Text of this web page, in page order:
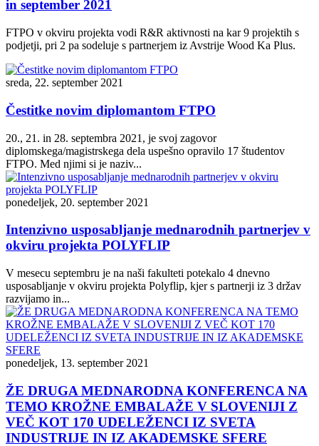
in september 2021
FTPO v okviru projekta vodi R&R aktivnosti na kar 9 projektih s
podjetji, pri 2 pa sodeluje s partnerjem iz Avstrije Wood Ka Plus.
sreda, 22. september 2021
Čestitke novim diplomantom FTPO
20., 21. in 28. septembra 2021, je svoj zagovor
diplomskega/magistrskega dela uspešno opravilo 17 študentov
FTPO. Med njimi si je naziv...
ponedeljek, 20. september 2021
Intenzivno usposabljanje mednarodnih partnerjev v
okviru projekta POLYFLIP
V mesecu septembru je na naši fakulteti potekalo 4 dnevno
usposabljanje v okviru projekta Polyflip, kjer s partnerji iz 3 držav
razvijamo in...
ponedeljek, 13. september 2021
ŽE DRUGA MEDNARODNA KONFERENCA NA
TEMO KROŽNE EMBALAŽE V SLOVENIJI Z
VEČ KOT 170 UDELEŽENCI IZ SVETA
INDUSTRIJE IN IZ AKADEMSKE SFERE